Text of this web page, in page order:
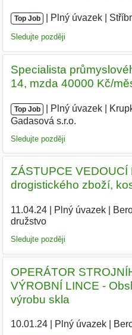
Top Job Plný úvazek
Sledujte později
Specialista
14, mzda 40000 Kč/
Top Job Plný úvazek
Gadasová s.r.o.
Sledujte později
ZÁSTUPCE
drogistického zboží,
11.04.24| Plný úvazek|
družstvo|
Sledujte později
OPERÁTOR
VÝROBNÍ LINCE -
výrobu skla
10.01.24| Plný úvazek|